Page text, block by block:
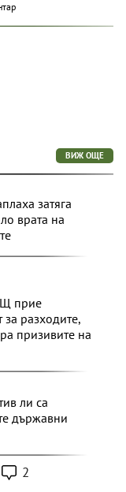
ВИЖ ОЩЕ
затяга
врата на
прие
разходите,
призивите на
ли са
държавни
2